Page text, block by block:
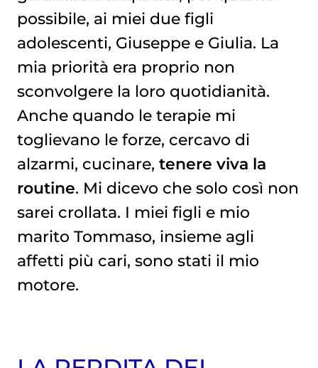
possibile, ai miei due figli
adolescenti, Giuseppe e Giulia. La
mia priorità era proprio non
sconvolgere la loro quotidianità.
Anche quando le terapie mi
toglievano le forze, cercavo di
alzarmi, cucinare, tenere viva la
routine. Mi dicevo che solo così non
sarei crollata. I miei figli e mio
marito Tommaso, insieme agli
affetti più cari, sono stati il mio
motore.